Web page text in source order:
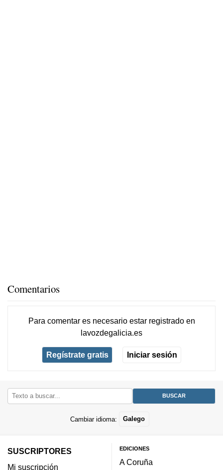
Comentarios
Para comentar es necesario estar registradoen
lavozdegalicia.es
Regístrate gratis Iniciar sesión
Cambiar idioma: Galego
SUSCRIPTORES
Mi suscripción
EDICIONES
A Coruña